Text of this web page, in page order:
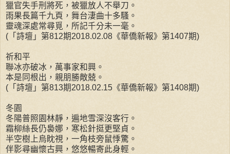
獵官失手刑將死，被獵放人不舉刀。
雨果長篇千九頁，舞台淒曲十多騷。
靈魂深處常尋覓，所記千分未一毫。
(「詩壇」第812期2018.02.08《華僑新報》第1407期)
祈和平
聯冰亦破冰，萬事家和興。
本是同根出，親朋勝敵兢。
(「詩壇」第813期2018.02.15《華僑新報》第1408期)
冬園
冬陽普照園林靜，遍地雪深沒客行。
霜柳絲長仍裊娜，寒松針挺更堅貞。
半空樹上烏眈視，一角枝旁鼠悸驚。
伴影尋幽懷古興，悠悠暢寄此身輕。